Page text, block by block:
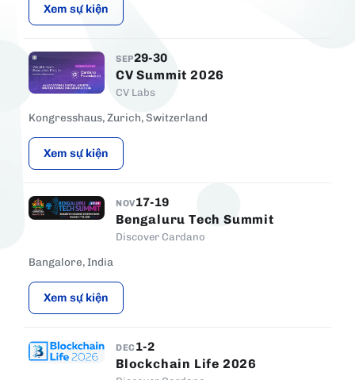
Xem sự kiện
SEP29-30
CV Summit 2026
CV Labs
Kongresshaus, Zurich, Switzerland
Xem sự kiện
NOV17-19
Bengaluru Tech Summit
Discover Cardano
Bangalore, India
Xem sự kiện
DEC1-2
Blockchain Life 2026